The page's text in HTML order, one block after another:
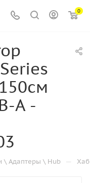
0
A -
\ Адаптеры \ Hub —